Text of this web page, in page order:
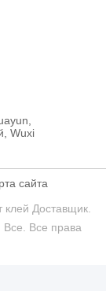
Wuxi
сайта
клей Доставщик.
Все права